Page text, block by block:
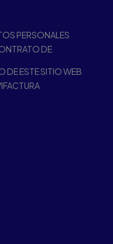
PERSONALES
DE
DE ESTE SITIO WEB